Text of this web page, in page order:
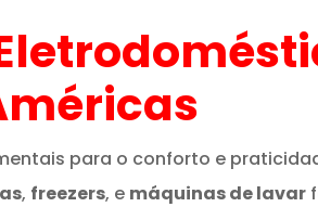
para o conforto e
, freezers, e máquinas de lavar